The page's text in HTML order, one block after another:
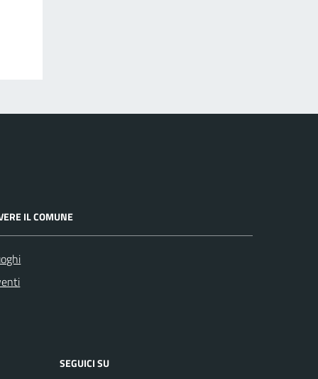
IL COMUNE
SEGUICI SU